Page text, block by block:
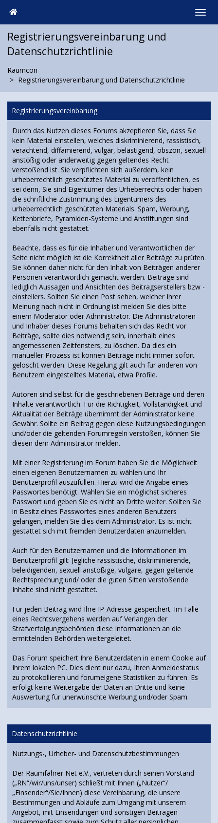
Registrierungsvereinbarung und
Datenschutzrichtlinie
Raumcon
Registrierungsvereinbarung und Datenschutzrichtlinie
Registrierungsvereinbarung
Durch das Nutzen dieses Forums akzeptieren Sie, dass Sie
kein Material einstellen, welches diskriminierend, rassistisch,
verachtend, diffamierend, vulgär, belästigend, obszön, sexuell
anstößig oder anderweitig gegen geltendes Recht
verstoßend ist. Sie verpflichten sich außerdem, kein
urheberrechtlich geschütztes Material zu veröffentlichen, es
sei denn, Sie sind Eigentümer des Urheberrechts oder haben
die schriftliche Zustimmung des Eigentümers des
urheberrechtlich geschützten Materials. Spam, Werbung,
Kettenbriefe, Pyramiden-Systeme und Anstiftungen sind
ebenfalls nicht gestattet.
Beachte, dass es für die Inhaber und Verantwortlichen der
Seite nicht möglich ist die Korrektheit aller Beiträge zu prüfen.
Sie können daher nicht für den Inhalt von Beiträgen anderer
Personen verantwortlich gemacht werden. Beiträge sind
lediglich Aussagen und Ansichten des Beitragserstellers bzw -
einstellers. Sollten Sie einen Post sehen, welcher Ihrer
Meinung nach nicht in Ordnung ist melden Sie dies bitte
einem Moderator oder Administrator. Die Administratoren
und Inhaber dieses Forums behalten sich das Recht vor
Beiträge, sollte dies notwendig sein, innerhalb eines
angemessenen Zeitfensters, zu löschen. Da dies ein
manueller Prozess ist können Beiträge nicht immer sofort
gelöscht werden. Diese Regelung gilt auch für anderen von
Benutzern eingestelltes Material, etwa Profile.
Autoren sind selbst für die geschriebenen Beiträge und deren
Inhalte verantwortlich. Für die Richtigkeit, Vollständigkeit und
Aktualität der Beiträge übernimmt der Administrator keine
Gewähr. Sollte ein Beitrag gegen diese Nutzungsbedingungen
und/oder die geltenden Forumregeln verstoßen, können Sie
diesen dem Administrator melden.
Mit einer Registrierung im Forum haben Sie die Möglichkeit
einen eigenen Benutzernamen zu wählen und Ihr
Benutzerprofil auszufüllen. Hierzu wird die Angabe eines
Passwortes benötigt. Wählen Sie ein möglichst sicheres
Passwort und geben Sie es nicht an Dritte weiter. Sollten Sie
in Besitz eines Passwortes eines anderen Benutzers
gelangen, melden Sie dies dem Administrator. Es ist nicht
gestattet sich mit fremden Benutzerdaten anzumelden.
Auch für den Benutzernamen und die Informationen im
Benutzerprofil gilt: Jegliche rassistische, diskriminierende,
beleidigenden, sexuell anstößige, vulgäre, gegen geltende
Rechtsprechung und/ oder die guten Sitten verstoßende
Inhalte sind nicht gestattet.
Für jeden Beitrag wird Ihre IP-Adresse gespeichert. Im Falle
eines Rechtsvergehens werden auf Verlangen der
Strafverfolgungsbehörden diese Informationen an die
ermittelnden Behörden weitergeleitet.
Das Forum speichert Ihre Benutzerdaten in einem Cookie auf
Ihrem lokalen PC. Dies dient nur dazu, Ihren Anmeldestatus
zu protokollieren und forumeigene Statistiken zu führen. Es
erfolgt keine Weitergabe der Daten an Dritte und keine
Auswertung für unerwünschte Werbung und/oder Spam.
Datenschutzrichtlinie
Nutzungs-, Urheber- und Datenschutzbestimmungen
Der Raumfahrer Net e.V., vertreten durch seinen Vorstand
(„RN“/wir/uns/unser) schließt mit Ihnen („Nutzer“/
„Einsender“/Sie/Ihnen) diese Vereinbarung, die unsere
Bestimmungen und Abläufe zum Umgang mit unserem
Angebot, mit Einsendungen und sonstigen Beiträgen